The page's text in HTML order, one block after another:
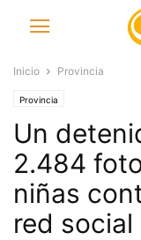
Inicio Provincia
Provincia
Un
2.484
niñas
red social